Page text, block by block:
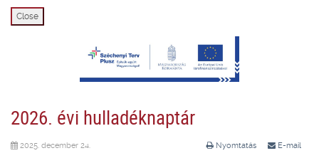
Close
2026. évi hulladéknaptár
Nyomtatás E-mail
2025. december 24.